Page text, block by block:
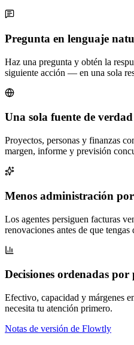
Pregunta en lenguaje
Haz una pregunta y obtén la
siguiente acción — en una sola
Una sola fuente de verdad
Proyectos, personas y finanzas
margen, informe y previsión
Menos administración
Los agentes persiguen facturas
renovaciones antes de que tengas
Decisiones ordenadas
Efectivo, capacidad y márgenes
necesita tu atención primero.
Notas de versión de Flowtly